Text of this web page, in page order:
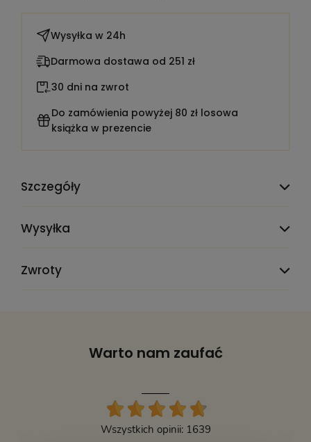
Wysyłka w 24h
Darmowa dostawa od 251 zł
30 dni na zwrot
Do zamówienia powyżej 80 zł losowa
książka w prezencie
Szczegóły
Redakcja/opracowanie:
twarda
Wysyłka
Zwroty
Warto nam zaufać
Wszystkich opinii: 1639